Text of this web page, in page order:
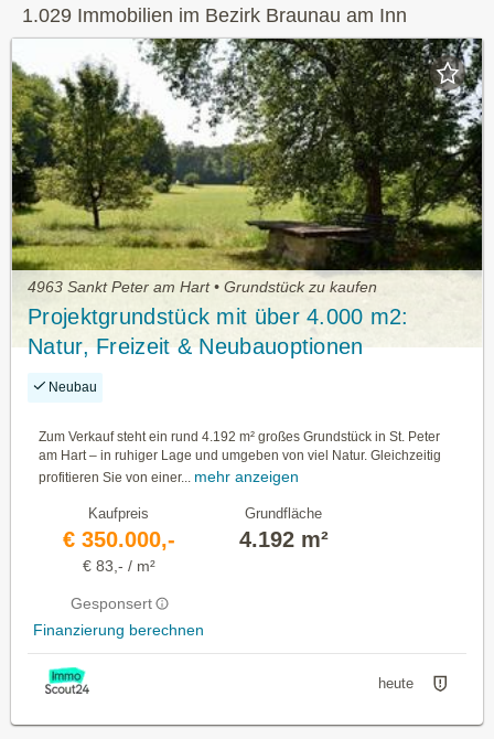
1.029 Immobilien im Bezirk Braunau am Inn
4963 Sankt Peter am Hart • Grundstück zu kaufen
Projektgrundstück mit über 4.000 m2:
Natur, Freizeit & Neubauoptionen
Neubau
Zum Verkauf steht ein rund 4.192 m² großes Grundstück in St. Peter
am Hart – in ruhiger Lage und umgeben von viel Natur. Gleichzeitig
profitieren Sie von einer...
mehr anzeigen
Kaufpreis
€ 350.000,-
€ 83,- / m²
Gesponsert
Finanzierung berechnen
Grundfläche
4.192 m²
heute